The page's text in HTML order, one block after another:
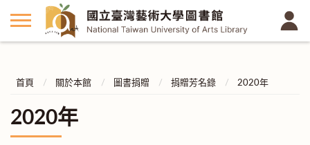
首頁 關於本館 圖書捐贈 捐贈芳名錄 2020年
2020年